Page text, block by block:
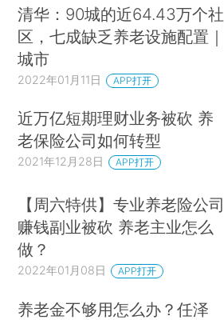
清华：90城的近64.43万个社
区，七成缺乏养老设施配置｜
城市
2022年01月11日 APP打开
近万亿短期理财业务被砍 养
老保险公司如何转型
2021年12月28日 APP打开
【周六特供】专业养老险公司
赚钱副业被砍 养老主业怎么
做？
2022年01月08日 APP打开
养老金不够用怎么办？任泽